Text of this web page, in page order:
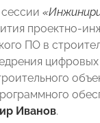
проектно-
ПО в
Иванов.